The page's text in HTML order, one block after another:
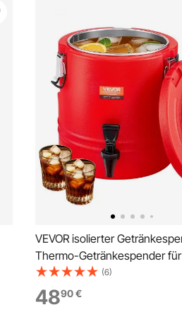
VEVOR isolierter
Thermo-Getränkespender
Kaltgetränke mit Zapfhahn,
lebensmittelechter Kühlkrug
Innenseite aus 304er-
(6)
4890€